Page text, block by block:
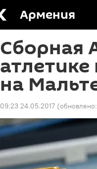
Армения
Сборная
на
09:23 24.05.2017 (обновлено: